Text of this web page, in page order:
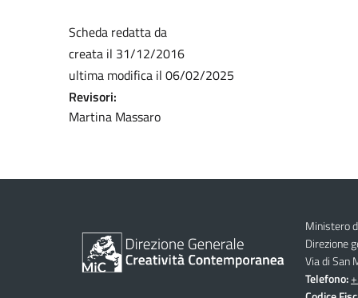
Scheda redatta da
creata il 31/12/2016
ultima modifica il 06/02/2025
Revisori:
Martina Massaro
Ministero
Direzione
Via di San
Telefono: